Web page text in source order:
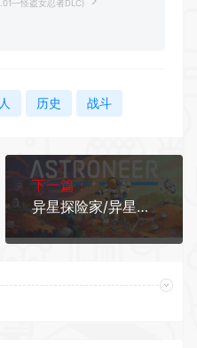
怪盗女忍者DLC)
历史 战斗
下一篇：
异星探险家/异星旅人 支持网络联机/单机版/ASTRONEER（更新v1.40.3.0—更新DLC）